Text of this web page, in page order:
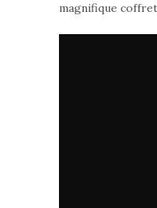
magnifique